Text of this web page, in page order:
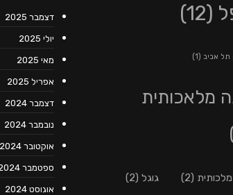
(12)
תל אביב(1)
מלאכותית
(2) גוגל(2)
דצמבר 2025
יולי 2025
מאי 2025
אפריל 2025
דצמבר 2024
נובמבר 2024
אוקטובר 2024
ספטמבר 2024
אוגוסט 2024